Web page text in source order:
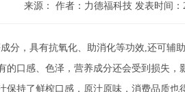
来源： 作者：力德福科技 发表时间：
分，具有抗氧化、助消化等功效,还可
口感、色泽，营养成分还会受到损失
持了鲜榨口感，原汁原味，消费品质也